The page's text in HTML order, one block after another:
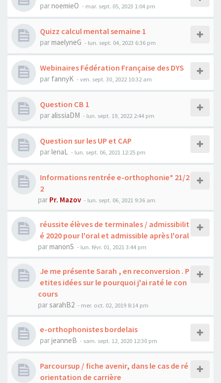
parnoemieO - mar. sept. 05, 2023 1:04 pm
Quizz calcul mental semaine 1
parmaelyneG - lun. sept. 04, 2023 6:36 pm
Webinaires Fédération Française des DYS
par fannyK -ven. sept. 30, 2022 10:32 am
Question CB 1
par alissiaDM - lun. sept. 19, 2022 2:44 pm
Question sur les UP et CAP
parlenaL - lun. sept. 06, 2021 12:25 pm
Informations rentrée e-orthophonie* 21/2
2
par Pr. Mazov - lun. sept. 06, 2021 9:36 am
réussite élèves de terminales / admissibilit
é 2020 pour l'oral et admissible après l'oral
parmanonS - lun. févr. 01, 2021 3:44 pm
Je me présente Sarah , en reconversion . P
etites idées sur le pourquoi j'ai raté le con
cours
parsarahB2 - mer. oct. 02, 2019 8:14 pm
e-orthophonistes bordelais
parjeanneB - sam. sept. 12, 2020 12:30 pm
Parcoursup / fiche avenir, dans le cas de ré
orientation de carrière